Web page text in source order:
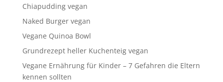
Chiapudding vegan
Naked Burger vegan
Vegane Quinoa Bowl
Grundrezept heller Kuchenteig vegan
Vegane Ernährung für Kinder – 7 Gefahren die Eltern
kennen sollten